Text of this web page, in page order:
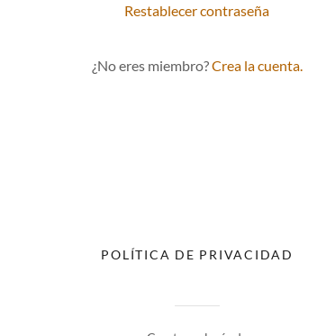
Restablecer contraseña
¿No eres miembro?Crea la cuenta.
POLÍTICA DE PRIVACIDAD